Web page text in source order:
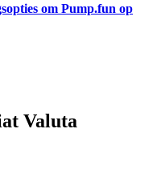
om Pump.fun op
Valuta